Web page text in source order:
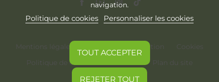
navigation.
Politique de cookies Personnaliser les cookies
REJETER TOUT
TOUT ACCEPTER
Mentions légales Conditions d'utilisation
Cookies
Politique de confidentialité
Plan du site